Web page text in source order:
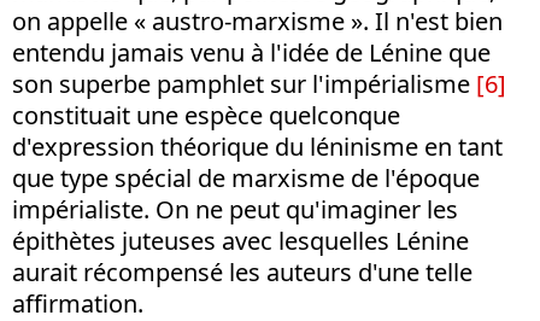
on appelle « austro-marxisme ». Il n'est bien
entendu jamais venu à l'idée de Lénine que
son superbe pamphlet sur l'impérialisme [6]
constituait une espèce quelconque
d'expression théorique du léninisme en tant
que type spécial de marxisme de l'époque
impérialiste. On ne peut qu'imaginer les
épithètes juteuses avec lesquelles Lénine
aurait récompensé les auteurs d'une telle
affirmation.